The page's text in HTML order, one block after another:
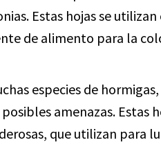
Estas hojas se
de alimento para la
especies de
amenazas. Estas
que utilizan para